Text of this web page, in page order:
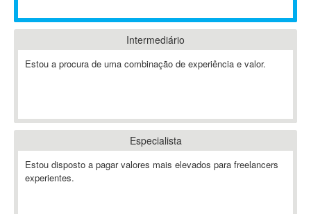
Abaqus
ABIS
Ableton Push
Abstract
Abstract Window Toolkit (AWT)
Absynth
Intermediário
Estou a procura de uma combinação de experiência e valor.
Especialista
Estou disposto a pagar valores mais elevados para freelancers
experientes.